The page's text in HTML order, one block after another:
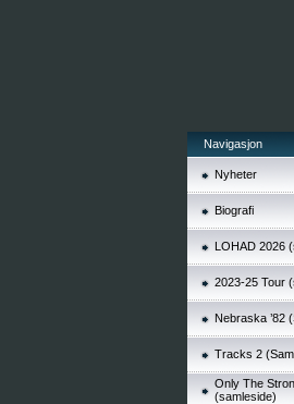
Navigasjon
Nyheter
Biografi
LOHAD 2026
2023-25 Tour
Nebraska ’82
Tracks 2
Only The
(samleside)